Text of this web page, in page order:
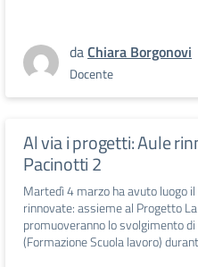
daChiara Borgonovi
Docente
Al via i progetti: Aule
Pacinotti 2
Martedì 4 marzo ha avuto luogo
rinnovate: assieme al Progetto
promuoveranno lo svolgimento
(Formazione Scuola lavoro)